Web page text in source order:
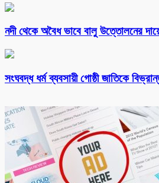
নদী থেকে অবৈধ ভাবে বালু উত্তোলনের
সংঘবদ্ধ ধর্ম ব্যবসায়ী গোষ্ঠী জাতিকে